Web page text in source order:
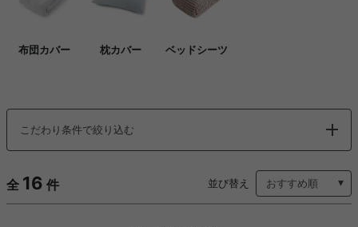
布団カバー 枕カバー ベッドシーツ
こだわり条件で絞り込む
全 16 件 並び替え